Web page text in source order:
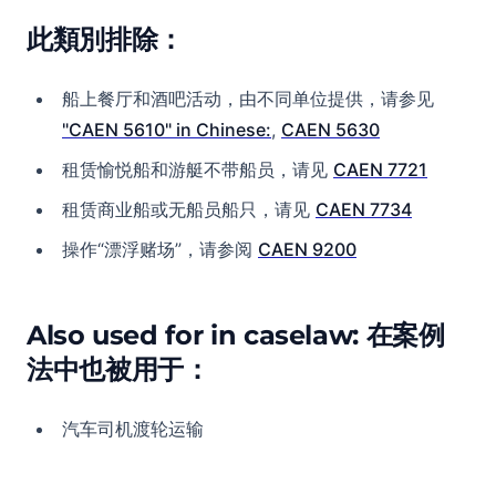
此類別排除：
船上餐厅和酒吧活动，由不同单位提供，请参见
"CAEN 5610" in Chinese:, CAEN 5630
租赁愉悦船和游艇不带船员，请见 CAEN 7721
租赁商业船或无船员船只，请见 CAEN 7734
操作“漂浮赌场”，请参阅 CAEN 9200
Also used for in caselaw: 在案例
法中也被用于：
汽车司机渡轮运输